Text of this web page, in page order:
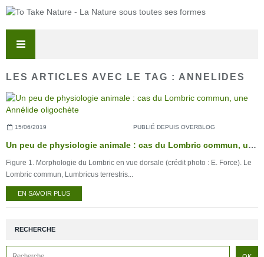
LES ARTICLES AVEC LE TAG : ANNELIDES
15/06/2019 PUBLIÉ DEPUIS OVERBLOG
Un peu de physiologie animale : cas du Lombric commun, une Annélide oligochète
Figure 1. Morphologie du Lombric en vue dorsale (crédit photo : E. Force). Le
Lombric commun, Lumbricus terrestris...
EN SAVOIR PLUS
RECHERCHE